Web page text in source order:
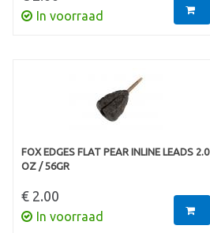
In voorraad
FOX EDGES FLAT PEAR INLINE LEADS 2.0
OZ / 56GR
€ 2.00
In voorraad